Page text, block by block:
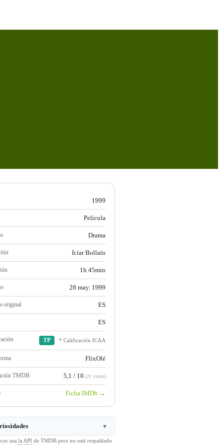
1999
Película
Drama
Icíar Bollaín
1h 45min
28 may. 1999
original ES
ES
TP * Calificación ICAA
FlixOlé
TMDB 5,1 / 10 (21 votos)
Ficha IMDb →
▼
usa la API de TMDB pero no está respaldado